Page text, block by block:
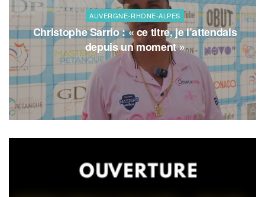
AUVERGNE-RHONE-ALPES
Christophe Sarrio : « ce titre, je l’attendais
depuis un moment »